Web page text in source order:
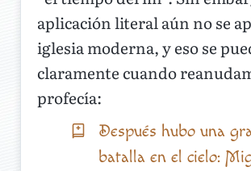
aplicación literal aún no se
iglesia moderna, y eso se
claramente cuando
profecía:
Después hubo una
batalla en el cielo: